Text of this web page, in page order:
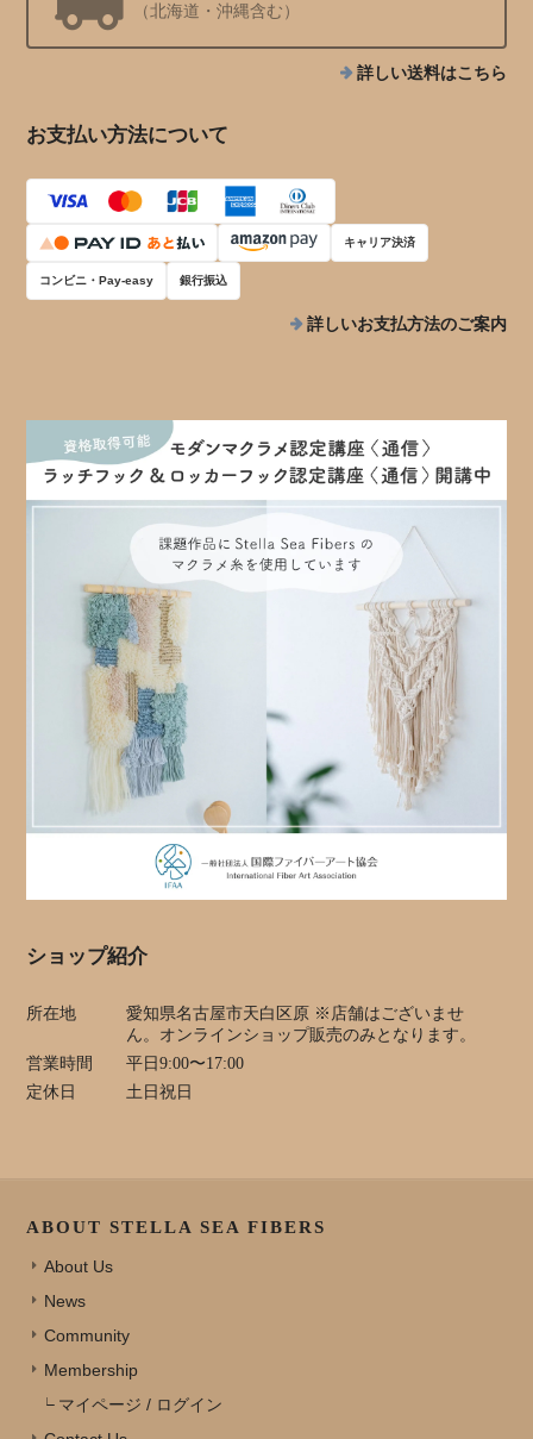
（北海道・沖縄含む）
詳しい送料はこちら
お支払い方法について
キャリア決済
コンビニ・Pay-easy 銀行振込
詳しいお支払方法のご案内
ショップ紹介
所在地
愛知県名古屋市天白区原 ※店舗はございませ
ん。オンラインショップ販売のみとなります。
営業時間
平日9:00〜17:00
定休日
土日祝日
ABOUT STELLA SEA FIBERS
About Us
News
Community
Membership
マイページ / ログイン